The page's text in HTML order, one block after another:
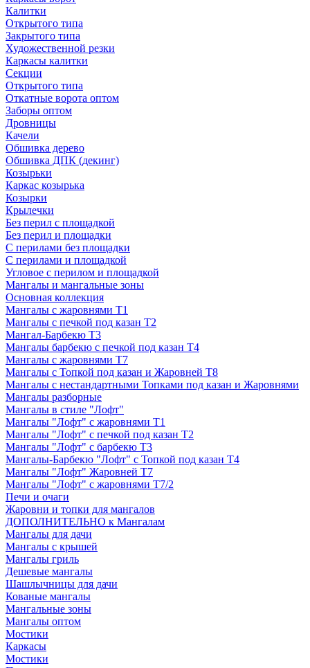
Калитки
Открытого типа
Закрытого типа
Художественной резки
Каркасы калитки
Секции
Открытого типа
Откатные ворота оптом
Заборы оптом
Дровницы
Качели
Обшивка дерево
Обшивка ДПК (декинг)
Козырьки
Каркас козырька
Козырки
Крылечки
Без перил с площадкой
Без перил и площадки
С перилами без площадки
С перилами и площадкой
Угловое с перилом и площадкой
Мангалы и мангальные зоны
Основная коллекция
Мангалы с жаровнями Т1
Мангалы с печкой под казан Т2
Мангал-Барбекю Т3
Мангалы барбекю с печкой под казан Т4
Мангалы с жаровнями Т7
Мангалы с Топкой под казан и Жаровней Т8
Мангалы с нестандартными Топками под казан и Жаровнями
Мангалы разборные
Мангалы в стиле "Лофт"
Мангалы "Лофт" с жаровнями Т1
Мангалы "Лофт" с печкой под казан Т2
Мангалы "Лофт" с барбекю Т3
Мангалы-Барбекю "Лофт" с Топкой под казан Т4
Мангалы "Лофт" Жаровней Т7
Мангалы "Лофт" с жаровнями Т7/2
Печи и очаги
Жаровни и топки для мангалов
ДОПОЛНИТЕЛЬНО к Мангалам
Мангалы для дачи
Мангалы с крышей
Мангалы гриль
Дешевые мангалы
Шашлычницы для дачи
Кованые мангалы
Мангальные зоны
Мангалы оптом
Мостики
Каркасы
Мостики